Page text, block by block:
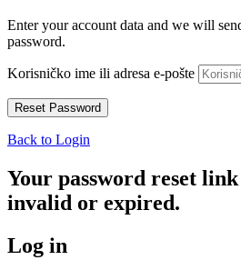
Enter your account data and we will
password.
Korisničko ime ili adresa e-pošte
Back to Login
Your password reset
invalid or expired.
Log in